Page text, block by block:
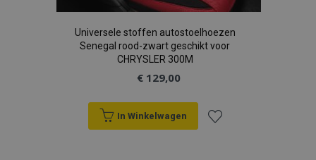
Universele stoffen autostoelhoezen
Senegal rood-zwart geschikt voor
CHRYSLER 300M
€ 129,00
In Winkelwagen